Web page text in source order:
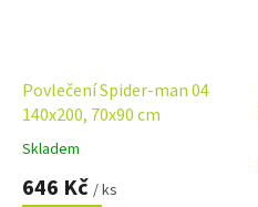
Povlečení Spider-man 04
140x200, 70x90 cm
Průměrné
hodnocení
produktu
Skladem
646 Kč / ks